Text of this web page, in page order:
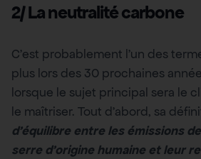
2/ La neutralité carbone
C’est probablement l’un des
plus lors des 30 prochaines
lorsque le sujet principal sera le
le maîtriser. Tout d’abord, sa
d’équilibre entre les émissions
serre d’origine humaine et leur